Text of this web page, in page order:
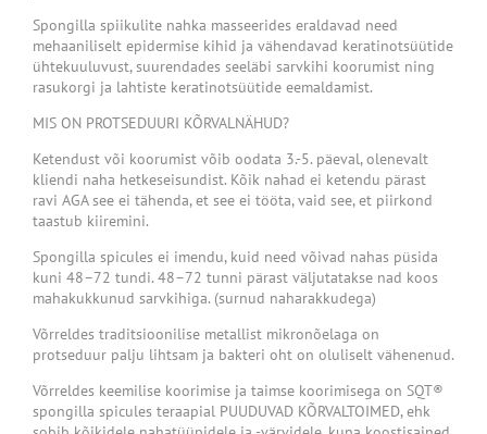
Spongilla spiikulite nahka masseerides eraldavad need
mehaaniliselt epidermise kihid ja vähendavad keratinotsüütide
ühtekuuluvust, suurendades seeläbi sarvkihi koorumist ning
rasukorgi ja lahtiste keratinotsüütide eemaldamist.
MIS ON PROTSEDUURI KÕRVALNÄHUD?
Ketendust või koorumist võib oodata 3.-5. päeval, olenevalt
kliendi naha hetkeseisundist. Kõik nahad ei ketendu pärast
ravi AGA see ei tähenda, et see ei tööta, vaid see, et piirkond
taastub kiiremini.
Spongilla spicules ei imendu, kuid need võivad nahas püsida
kuni 48–72 tundi. 48–72 tunni pärast väljutatakse nad koos
mahakukkunud sarvkihiga. (surnud naharakkudega)
Võrreldes traditsioonilise metallist mikronõelaga on
protseduur palju lihtsam ja bakteri oht on oluliselt vähenenud.
Võrreldes keemilise koorimise ja taimse koorimisega on SQT®
spongilla spicules teraapial PUUDUVAD KÕRVALTOIMED, ehk